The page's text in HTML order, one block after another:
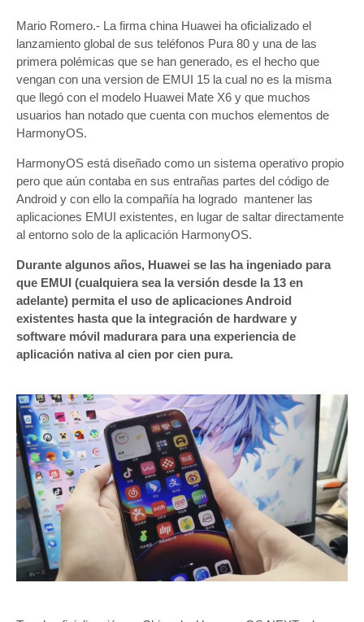
Mario Romero.- La firma china Huawei ha oficializado el
lanzamiento global de sus teléfonos Pura 80 y una de las
primera polémicas que se han generado, es el hecho que
vengan con una version de EMUI 15 la cual no es la misma
que llegó con el modelo Huawei Mate X6 y que muchos
usuarios han notado que cuenta con muchos elementos de
HarmonyOS.
HarmonyOS está diseñado como un sistema operativo propio
pero que aún contaba en sus entrañas partes del código de
Android y con ello la compañía ha logrado mantener las
aplicaciones EMUI existentes, en lugar de saltar directamente
al entorno solo de la aplicación HarmonyOS.
Durante algunos años, Huawei se las ha ingeniado para
que EMUI (cualquiera sea la versión desde la 13 en
adelante) permita el uso de aplicaciones Android
existentes hasta que la integración de hardware y
software móvil madurara para una experiencia de
aplicación nativa al cien por cien pura.